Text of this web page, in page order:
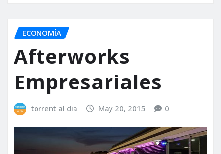
ECONOMÍA
Afterworks
Empresariales
torrent al dia May 20, 2015 0